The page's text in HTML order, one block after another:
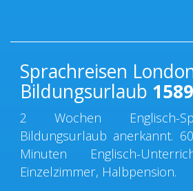
Sprachreisen
Bildungsurlaub 1589
2 Wochen Englisch-
Bildungsurlaub anerkannt.
Minuten Englisch-
Einzelzimmer, Halbpension.